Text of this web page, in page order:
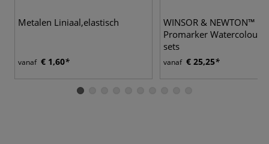
Metalen Liniaal,elastisch
vanaf € 1,60
WINSOR & NEWTON™ |
Promarker
sets
vanaf € 25,25